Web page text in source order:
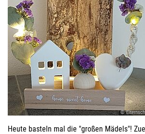
©
Heute basteln mal die "großen Mädels"!